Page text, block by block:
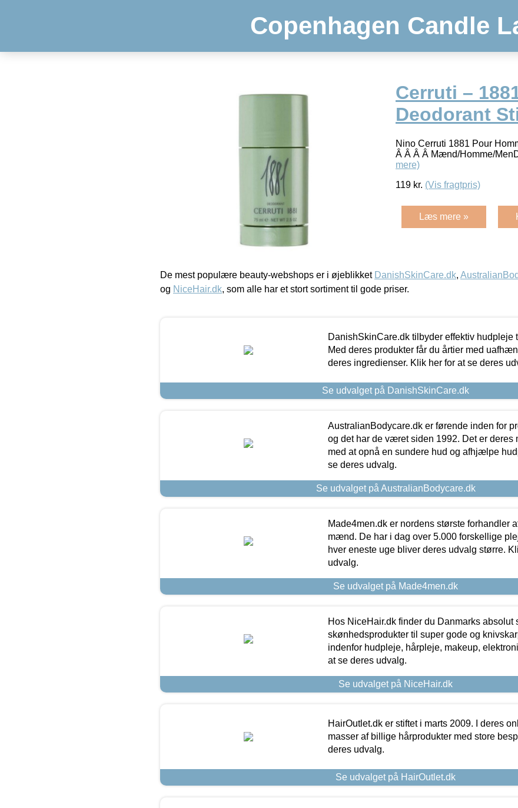
Copenhagen Candle
Cerruti –
Deodorant
Nino Cerruti 1881 Pour
Â Â Â Â Mænd/Homme/
mere)
119 kr. (Vis fragtpris)
Læs mere »
De mest populære beauty-webshops er i øjeblikket DanishSkinCare.dk,
og NiceHair.dk, som alle har et stort sortiment til gode priser.
DanishSkinCare.dk tilbyder effektiv hudpleje
Med deres produkter får du årtier med
deres ingredienser. Klik her for at se deres
Se udvalget på DanishSkinCare.dk
AustralianBodycare.dk er førende inden for
og det har de været siden 1992. Det er
med at opnå en sundere hud og afhjælpe
se deres udvalg.
Se udvalget på AustralianBodycare.dk
Made4men.dk er nordens største forhandler
mænd. De har i dag over 5.000 forskellige
hver eneste uge bliver deres udvalg større.
udvalg.
Se udvalget på Made4men.dk
Hos NiceHair.dk finder du Danmarks absolut
skønhedsprodukter til super gode og
indenfor hudpleje, hårpleje, makeup,
at se deres udvalg.
Se udvalget på NiceHair.dk
HairOutlet.dk er stiftet i marts 2009. I deres
masser af billige hårprodukter med store
deres udvalg.
Se udvalget på HairOutlet.dk